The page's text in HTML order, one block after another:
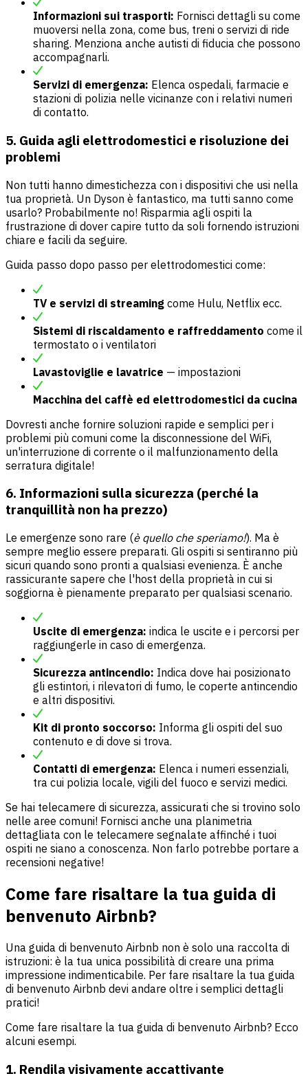
Informazioni sui trasporti: Fornisci dettagli su come
muoversi nella zona, come bus, treni o servizi di ride
sharing. Menziona anche autisti di fiducia che possono
accompagnarli.
Servizi di emergenza: Elenca ospedali, farmacie e
stazioni di polizia nelle vicinanze con i relativi numeri
di contatto.
5. Guida agli elettrodomestici e risoluzione dei
problemi
Non tutti hanno dimestichezza con i dispositivi che usi nella
tua proprietà. Un Dyson è fantastico, ma tutti sanno come
usarlo? Probabilmente no! Risparmia agli ospiti la
frustrazione di dover capire tutto da soli fornendo istruzioni
chiare e facili da seguire.
Guida passo dopo passo per elettrodomestici come:
TV e servizi di streaming come Hulu, Netflix ecc.
Sistemi di riscaldamento e raffreddamento come il
termostato o i ventilatori
Lavastoviglie e lavatrice — impostazioni
Macchina del caffè ed elettrodomestici da cucina
Dovresti anche fornire soluzioni rapide e semplici per i
problemi più comuni come la disconnessione del WiFi,
un'interruzione di corrente o il malfunzionamento della
serratura digitale!
6. Informazioni sulla sicurezza (perché la
tranquillità non ha prezzo)
Le emergenze sono rare (è quello che speriamo!). Ma è
sempre meglio essere preparati. Gli ospiti si sentiranno più
sicuri quando sono pronti a qualsiasi evenienza. È anche
rassicurante sapere che l'host della proprietà in cui si
soggiorna è pienamente preparato per qualsiasi scenario.
Uscite di emergenza: indica le uscite e i percorsi per
raggiungerle in caso di emergenza.
Sicurezza antincendio: Indica dove hai posizionato
gli estintori, i rilevatori di fumo, le coperte antincendio
e altri dispositivi.
Kit di pronto soccorso: Informa gli ospiti del suo
contenuto e di dove si trova.
Contatti di emergenza: Elenca i numeri essenziali,
tra cui polizia locale, vigili del fuoco e servizi medici.
Se hai telecamere di sicurezza, assicurati che si trovino solo
nelle aree comuni! Fornisci anche una planimetria
dettagliata con le telecamere segnalate affinché i tuoi
ospiti ne siano a conoscenza. Non farlo potrebbe portare a
recensioni negative!
Come fare risaltare la tua guida di
benvenuto Airbnb?
Una guida di benvenuto Airbnb non è solo una raccolta di
istruzioni: è la tua unica possibilità di creare una prima
impressione indimenticabile. Per fare risaltare la tua guida
di benvenuto Airbnb devi andare oltre i semplici dettagli
pratici!
Come fare risaltare la tua guida di benvenuto Airbnb? Ecco
alcuni esempi.
1. Rendila visivamente accattivante